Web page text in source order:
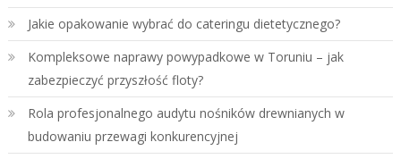
Jakie opakowanie wybrać do cateringu dietetycznego?
Kompleksowe naprawy powypadkowe w Toruniu – jak
zabezpieczyć przyszłość floty?
Rola profesjonalnego audytu nośników drewnianych w
budowaniu przewagi konkurencyjnej